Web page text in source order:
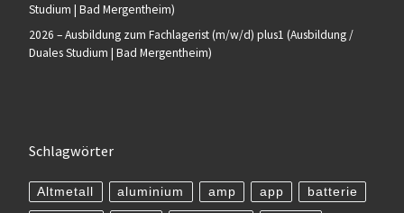
Studium | Bad Mergentheim)
2026 – Ausbildung zum Fachlagerist (m/w/d) plus1 (Ausbildung /
Duales Studium | Bad Mergentheim)
Schlagwörter
Altmetall aluminium amp app batterie